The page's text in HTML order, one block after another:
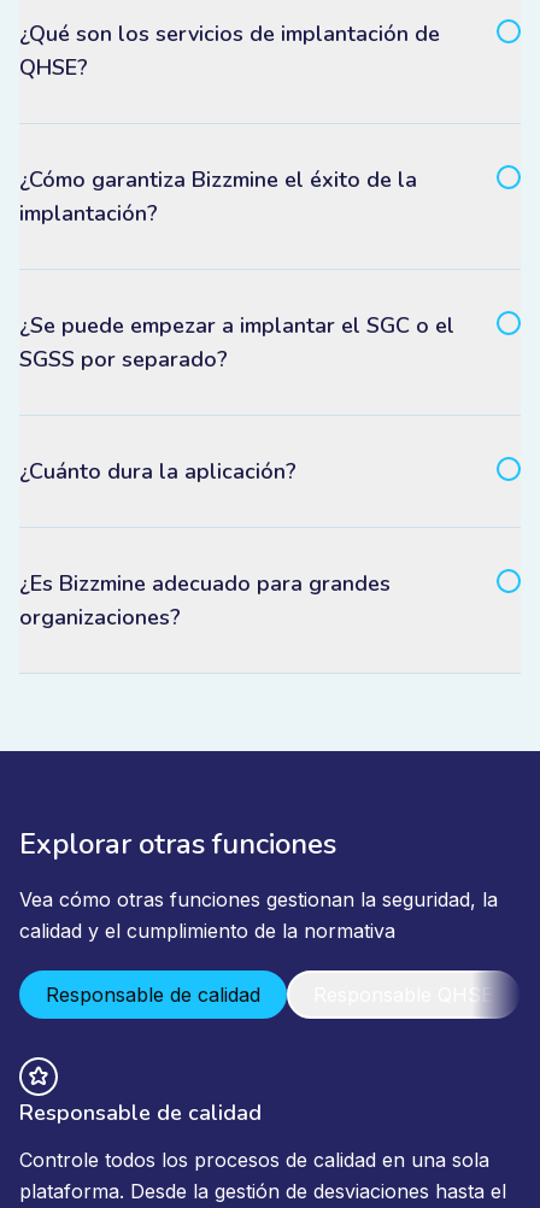
¿Qué son los servicios de implantación de
QHSE?
¿Cómo garantiza Bizzmine el éxito de la
implantación?
¿Se puede empezar a implantar el SGC o el
SGSS por separado?
¿Cuánto dura la aplicación?
¿Es Bizzmine adecuado para grandes
organizaciones?
Explorar otras funciones
Vea cómo otras funciones gestionan la seguridad, la
calidad y el cumplimiento de la normativa
Responsable de calidad
Responsable de calidad
Controle todos los procesos de calidad en una sola
plataforma. Desde la gestión de desviaciones hasta el